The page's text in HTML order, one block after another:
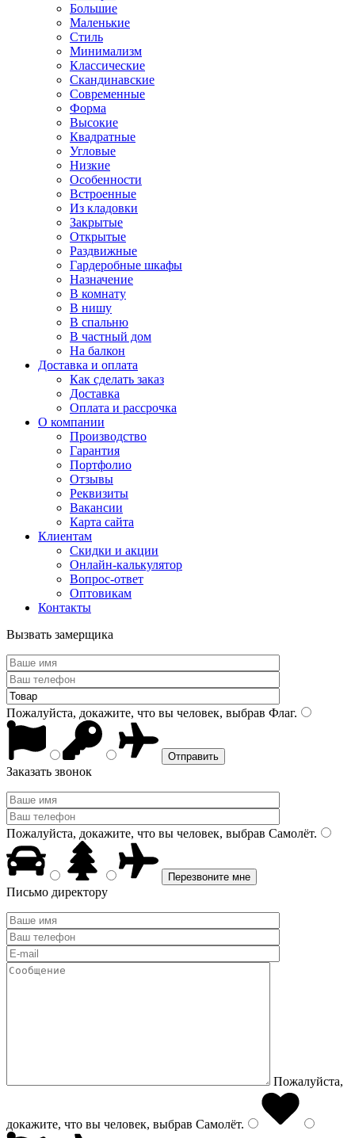
Большие
Маленькие
Стиль
Минимализм
Классические
Скандинавские
Современные
Форма
Высокие
Квадратные
Угловые
Низкие
Особенности
Встроенные
Из кладовки
Закрытые
Открытые
Раздвижные
Гардеробные шкафы
Назначение
В комнату
В нишу
В спальню
В частный дом
На балкон
Доставка и оплата
Как сделать заказ
Доставка
Оплата и рассрочка
О компании
Производство
Гарантия
Портфолио
Отзывы
Реквизиты
Вакансии
Карта сайта
Клиентам
Скидки и акции
Онлайн-калькулятор
Вопрос-ответ
Оптовикам
Контакты
Вызвать замерщика
Пожалуйста, докажите, что вы человек, выбрав Флаг.
Заказать звонок
Пожалуйста, докажите, что вы человек, выбрав Самолёт.
Письмо директору
Пожалуйста,
докажите, что вы человек, выбрав Самолёт.